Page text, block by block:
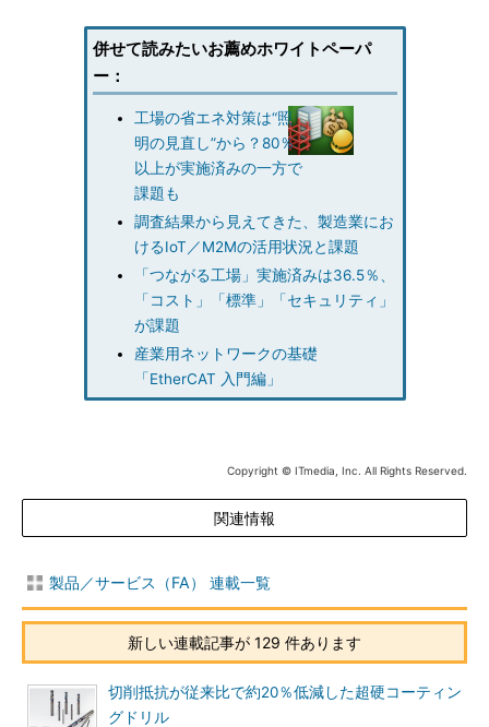
併せて読みたいお薦めホワイトペーパ
ー：
工場の省エネ対策は“照
明の見直し”から？80％
以上が実施済みの一方で
課題も
調査結果から見えてきた、製造業にお
けるIoT／M2Mの活用状況と課題
「つながる工場」実施済みは36.5％、
「コスト」「標準」「セキュリティ」
が課題
産業用ネットワークの基礎
「EtherCAT 入門編」
Copyright © ITmedia, Inc. All Rights Reserved.
関連情報
製品／サービス（FA） 連載一覧
新しい連載記事が 129 件あります
切削抵抗が従来比で約20％低減した超硬コーティン
グドリル